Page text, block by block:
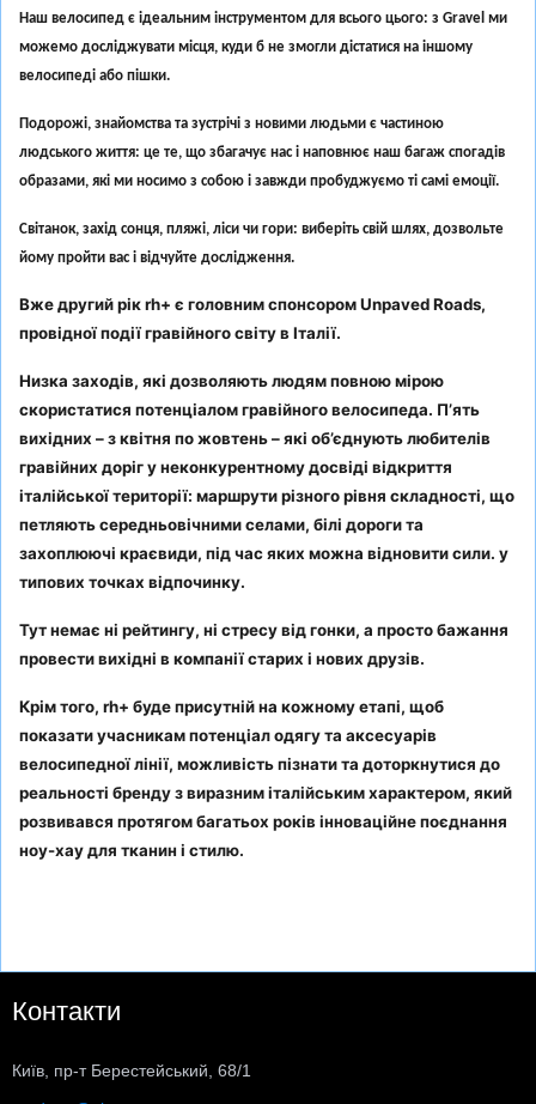
Наш велосипед є ідеальним інструментом для всього цього: з Gravel ми
можемо досліджувати місця, куди б не змогли дістатися на іншому
велосипеді або пішки.
Подорожі, знайомства та зустрічі з новими людьми є частиною
людського життя: це те, що збагачує нас і наповнює наш багаж спогадів
образами, які ми носимо з собою і завжди пробуджуємо ті самі емоції.
Світанок, захід сонця, пляжі, ліси чи гори: виберіть свій шлях, дозвольте
йому пройти вас і відчуйте дослідження.
Вже другий рік rh+ є головним спонсором Unpaved Roads,
провідної події гравійного світу в Італії.
Низка заходів, які дозволяють людям повною мірою
скористатися потенціалом гравійного велосипеда. П’ять
вихідних – з квітня по жовтень – які об’єднують любителів
гравійних доріг у неконкурентному досвіді відкриття
італійської території: маршрути різного рівня складності, що
петляють середньовічними селами, білі дороги та
захоплюючі краєвиди, під час яких можна відновити сили. у
типових точках відпочинку.
Тут немає ні рейтингу, ні стресу від гонки, а просто бажання
провести вихідні в компанії старих і нових друзів.
Крім того, rh+ буде присутній на кожному етапі, щоб
показати учасникам потенціал одягу та аксесуарів
велосипедної лінії, можливість пізнати та доторкнутися до
реальності бренду з виразним італійським характером, який
розвивався протягом багатьох років інноваційне поєднання
ноу-хау для тканин і стилю.
Контакти
Київ, пр-т Берестейський, 68/1